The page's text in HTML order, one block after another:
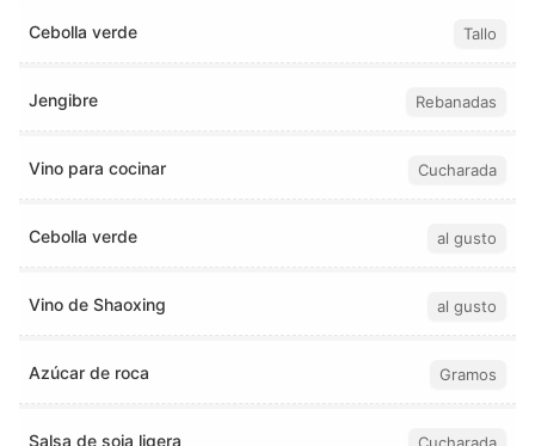
Cebolla verde Tallo
Jengibre Rebanadas
Vino para cocinar Cucharada
Cebolla verde al gusto
Vino de Shaoxing al gusto
Azúcar de roca Gramos
Salsa de soja ligera